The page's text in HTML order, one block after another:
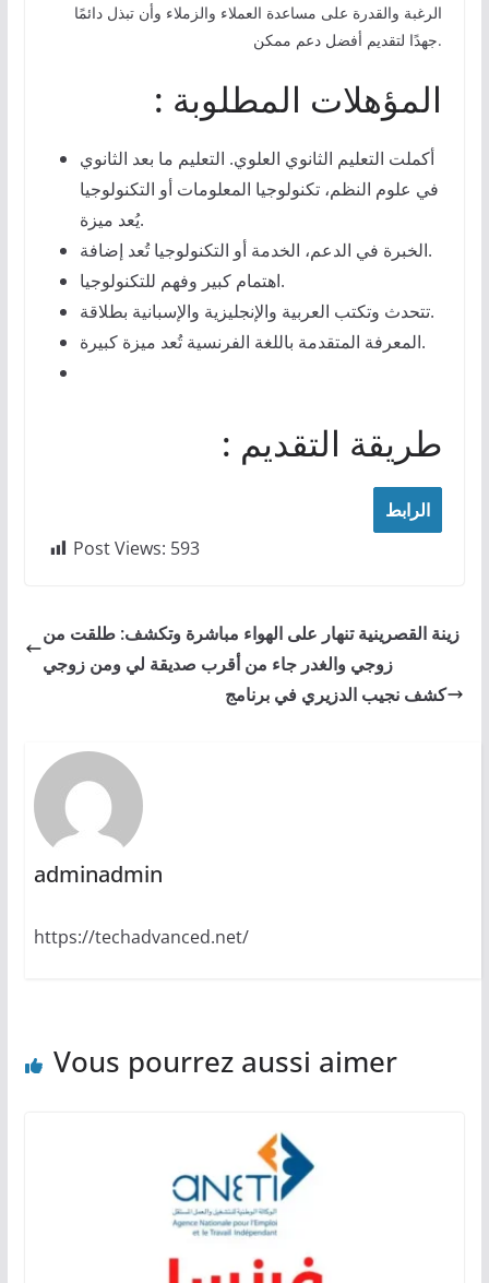
الرغبة والقدرة على مساعدة العملاء والزملاء وأن تبذل دائمًا
جهدًا لتقديم أفضل دعم ممكن.
: المؤهلات المطلوبة
أكملت التعليم الثانوي العلوي. التعليم ما بعد الثانوي
في علوم النظم، تكنولوجيا المعلومات أو التكنولوجيا
يُعد ميزة.
الخبرة في الدعم، الخدمة أو التكنولوجيا تُعد إضافة.
اهتمام كبير وفهم للتكنولوجيا.
تتحدث وتكتب العربية والإنجليزية والإسبانية بطلاقة.
المعرفة المتقدمة باللغة الفرنسية تُعد ميزة كبيرة.
: طريقة التقديم
الرابط
Post Views: 593
زينة القصرينية تنهار على الهواء مباشرة وتكشف: طلقت من
زوجي والغدر جاء من أقرب صديقة لي ومن زوجي
كشف نجيب الدزيري في برنامج
adminadmin
https://techadvanced.net/
Vous pourrez aussi aimer